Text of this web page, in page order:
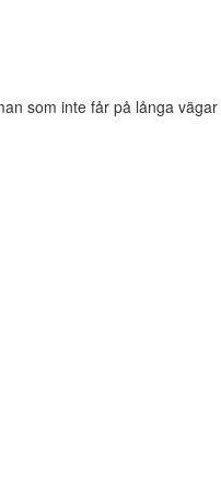
som inte får på långa